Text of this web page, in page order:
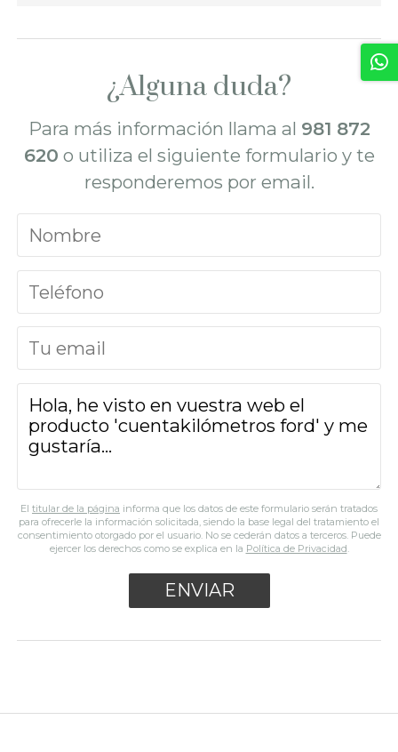
¿Alguna duda?
Para más información llama al 981 872
620 o utiliza el siguiente formulario y te
responderemos por email.
El titular de la página informa que los datos de este formulario serán tratados
para ofrecerle la información solicitada, siendo la base legal del tratamiento el
consentimiento otorgado por el usuario. No se cederán datos a terceros. Puede
ejercer los derechos como se explica en la Política de Privacidad.